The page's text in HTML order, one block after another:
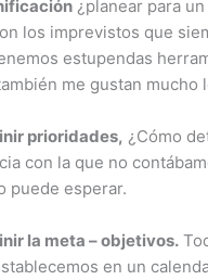
¿planear para
los imprevistos que
estupendas
me gustan mucho
prioridades, ¿Cómo
con la que no
puede esperar.
la meta – objetivos.
en un